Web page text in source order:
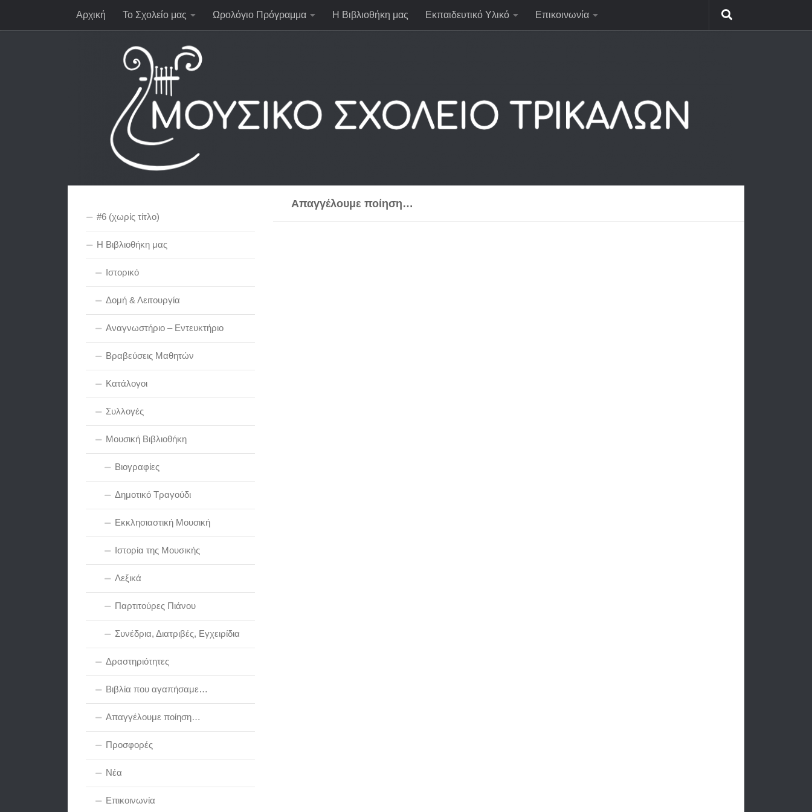
Αρχική Το Σχολείο μας Ωρολόγιο Πρόγραμμα Η Βιβλιοθήκη μας Εκπαιδευτικό Υλικό Επικοινωνία
Απαγγέλουμε ποίηση…
#6 (χωρίς τίτλο)
Η Βιβλιοθήκη μας
Ιστορικό
Δομή & Λειτουργία
Αναγνωστήριο – Εντευκτήριο
Βραβεύσεις Μαθητών
Κατάλογοι
Συλλογές
Μουσική Βιβλιοθήκη
Βιογραφίες
Δημοτικό Τραγούδι
Εκκλησιαστική Μουσική
Ιστορία της Μουσικής
Λεξικά
Παρτιτούρες Πιάνου
Συνέδρια, Διατριβές, Εγχειρίδια
Δραστηριότητες
Βιβλία που αγαπήσαμε…
Απαγγέλουμε ποίηση…
Προσφορές
Νέα
Επικοινωνία